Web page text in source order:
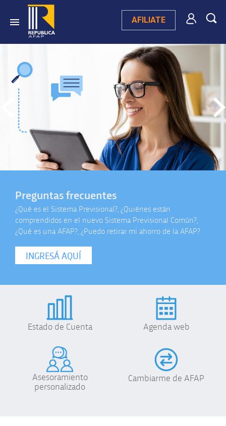
AFILIATE
Común?,
la AFAP?
Servicios
Consultá tu estado de cuenta, actualizá tus
revisá si generaste excedentes de
estimación jubilatoria.
Estado de Cuenta Agenda web
Asesoramiento
personalizado
Cambiarme de AFAP